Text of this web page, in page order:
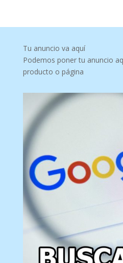
Tu anuncio va aquí
Podemos poner tu anuncio
producto o página